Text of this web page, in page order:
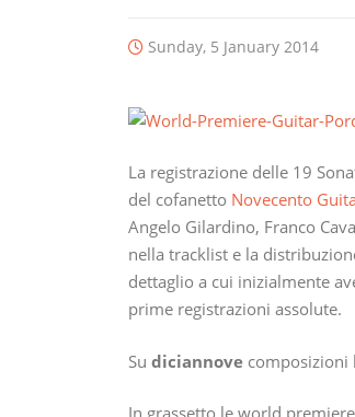
Sunday, 5 January 2014
La registrazione delle 19
del cofanetto Novecento
Angelo Gilardino, Franco
nella tracklist e la
dettaglio a cui inizialmente
prime registrazioni assolute.
Su diciannove composizioni